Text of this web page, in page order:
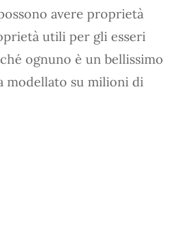
avere proprietà
utili per gli esseri
ognuno è un bellissimo
modellato su milioni di